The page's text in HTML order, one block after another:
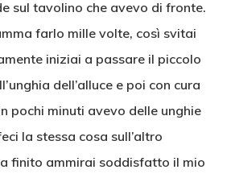
sul tavolino che avevo di fronte.
farlo mille volte, così svitai
iniziai a passare il piccolo
dell’alluce e poi con cura
pochi minuti avevo delle unghie
la stessa cosa sull’altro
finito ammirai soddisfatto il mio